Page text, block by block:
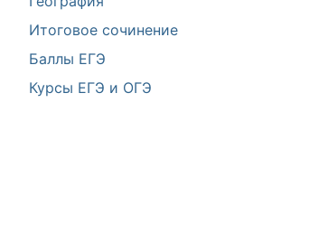
Итоговое сочинение
Баллы ЕГЭ
Курсы ЕГЭ и ОГЭ